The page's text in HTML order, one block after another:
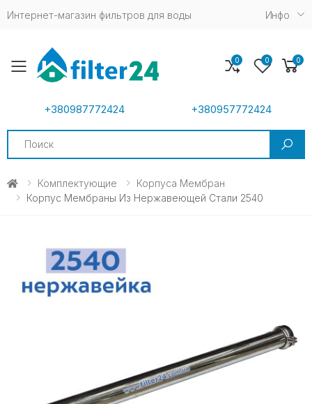
Интернет-магазин фильтров для воды Инфо
Toggle mobile menu
+380987772424 +380957772424
Search
0 0 0
Комплектующие
Корпуса Мембран
Корпус Мембраны Из Нержавеющей Стали 2540